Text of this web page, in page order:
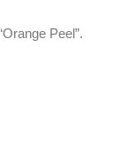
Peel”.